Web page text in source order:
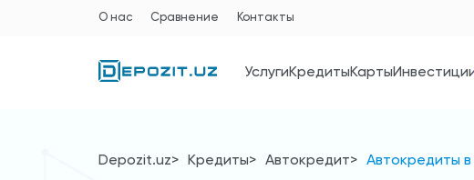
О нас Сравнение Контакты
УслугиКредитыКарты
Depozit.uz Кредиты Автокредит Автокредиты